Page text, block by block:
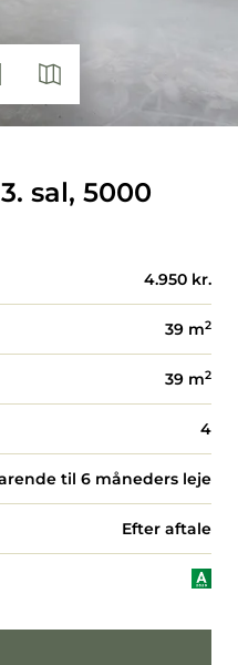
sal, 5000
4.950 kr.
39 m2
39 m2
4
til 6 måneders leje
Efter aftale